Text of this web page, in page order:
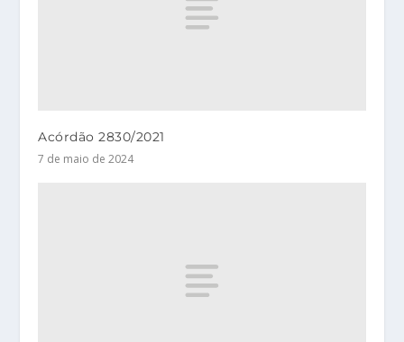
Acórdão 2830/2021
7 de maio de 2024